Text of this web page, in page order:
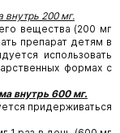
внутрь 200 мг.
вещества (200 мг
препарат детям в
использовать
формах с
внутрь 600 мг.
придерживаться